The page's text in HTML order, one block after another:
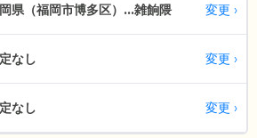
県（福岡市博多区）...雑餉隈 変更
なし 変更
なし 変更